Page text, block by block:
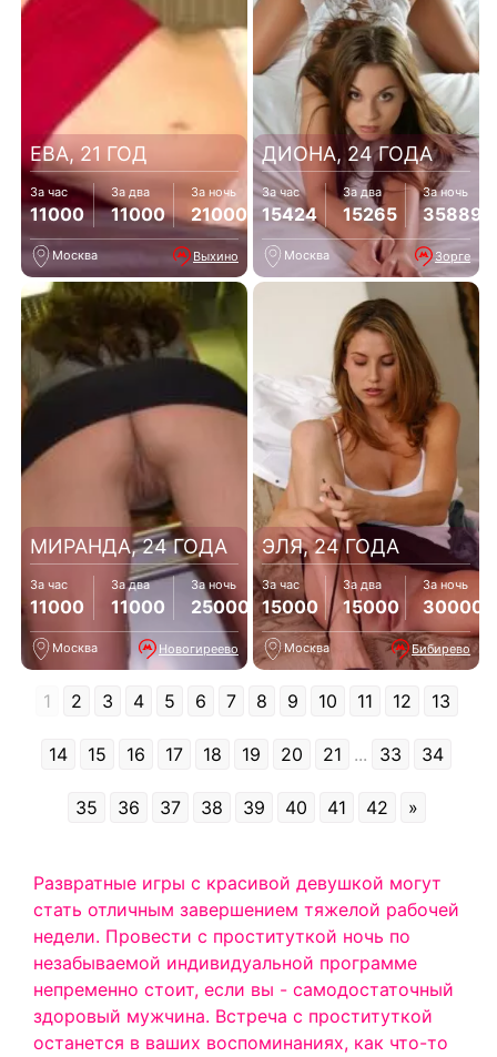
ЕВА, 21 ГОД
За час
11000
За два
11000
За ночь
21000
Москва Выхино
ДИОНА, 24 ГОДА
За час
15424
За два
15265
За ночь
35889
Москва Зорге
МИРАНДА, 24 ГОДА
За час
11000
За два
11000
За ночь
25000
Москва Новогиреево
ЭЛЯ, 24 ГОДА
За час
15000
За два
15000
За ночь
30000
Москва Бибирево
1 2 3 4 5 6 7 8 9 10 11 12 13
14 15 16 17 18 19 20 21 ... 33 34
35 36 37 38 39 40 41 42 »
Развратные игры с красивой девушкой могут
стать отличным завершением тяжелой рабочей
недели. Провести с проституткой ночь по
незабываемой индивидуальной программе
непременно стоит, если вы - самодостаточный
здоровый мужчина. Встреча с проституткой
останется в ваших воспоминаниях, как что-то